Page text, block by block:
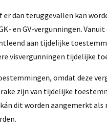
dan teruggevallen kan
en GV-vergunningen.
aan tijdelijke
visvergunningen tijdelijke
omdat deze
zijn van tijdelijke
dit worden aangemerkt als